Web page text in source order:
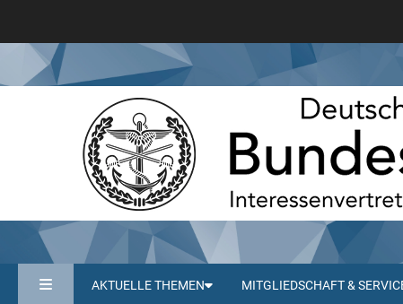
AKTUELLE THEMEN MITGLIEDSCHAFT &